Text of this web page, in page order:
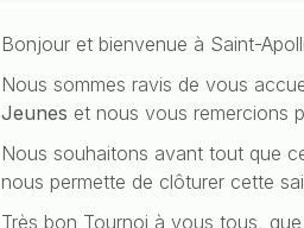
Bonjour et bienvenue à Saint-
Nous sommes ravis de vous
Jeunes et nous vous remercions
Nous souhaitons avant tout que
nous permette de clôturer cette
Très bon Tournoi à vous tous,